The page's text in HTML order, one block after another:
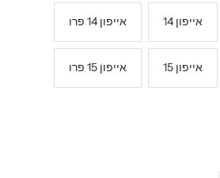
אייפון 14 אייפון 14 פרו
אייפון 15 אייפון 15 פרו